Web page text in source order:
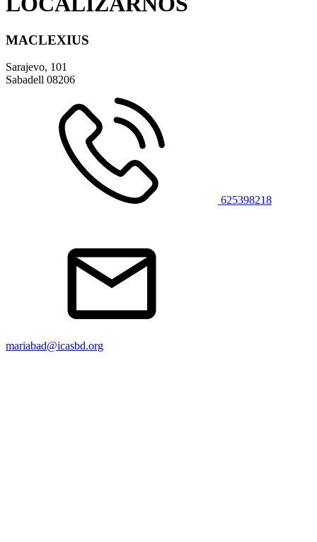
MACLEXIUS
Sarajevo, 101
Sabadell 08206
625398218
mariabad@icasbd.org